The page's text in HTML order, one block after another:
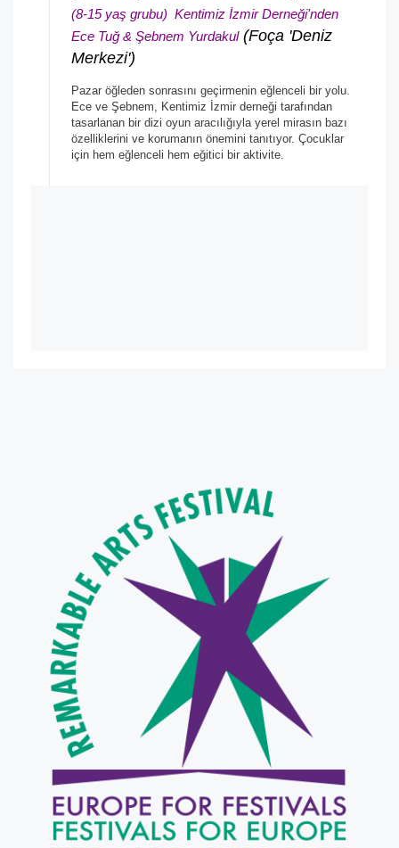
(8-15 yaş grubu) Kentimiz İzmir Derneği'nden
Ece Tuğ & Şebnem Yurdakul (Foça 'Deniz
Merkezi')
Pazar öğleden sonrasını geçirmenin eğlenceli bir yolu.
Ece ve Şebnem, Kentimiz İzmir derneği tarafından
tasarlanan bir dizi oyun aracılığıyla yerel mirasın bazı
özelliklerini ve korumanın önemini tanıtıyor. Çocuklar
için hem eğlenceli hem eğitici bir aktivite.